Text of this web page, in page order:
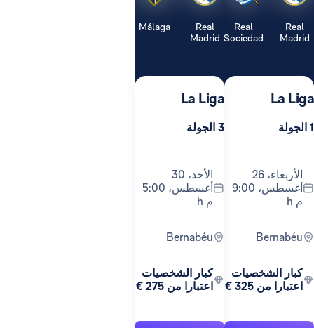
Real
Madrid
Real
Sociedad
La Liga
1 الجولة
الأربعاء، 26
أغسطس، 9:00
م h
Bernabéu
كبار الشخصيات
اعتبارا من 325 €
Real
Madrid
Málaga
La Liga
3 الجولة
الأحد، 30
أغسطس، 5:00
م h
Bernabéu
كبار الشخصيات
اعتبارا من 275 €